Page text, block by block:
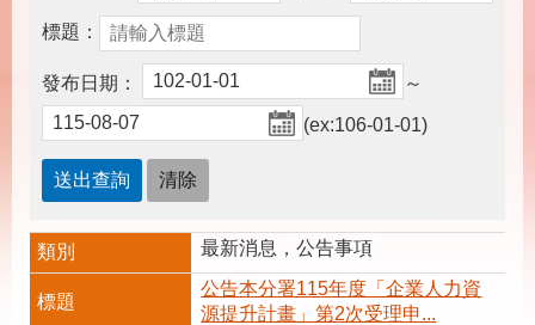
其
他
標題：
發布日期： ～
(ex:106-01-01)
最新消息，公告事項
公告本分署115年度「企業人力資
源提升計畫」第2次受理申...